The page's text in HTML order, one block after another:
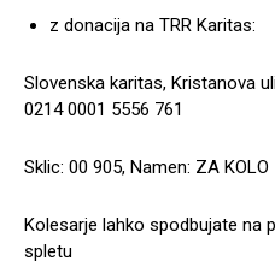
z donacija na TRR Karitas:
Slovenska karitas, Kristanova
0214 0001 5556 761
Sklic: 00 905, Namen: ZA KOLO
Kolesarje lahko spodbujate na
spletu